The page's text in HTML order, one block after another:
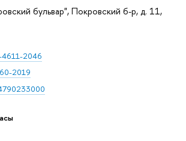
бульвар", Покровский б-р, д. 11,
2046
2019